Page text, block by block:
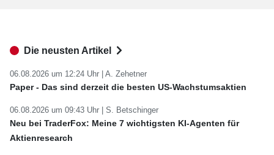
Die neusten Artikel
06.08.2026 um 12:24 Uhr | A. Zehetner
Paper - Das sind derzeit die besten US-Wachstumsaktien
06.08.2026 um 09:43 Uhr | S. Betschinger
Neu bei TraderFox: Meine 7 wichtigsten KI-Agenten für
Aktienresearch